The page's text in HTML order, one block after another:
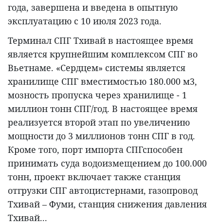
года, завершена и введена в опытную
эксплуатацию с 10 июля 2023 года.
Терминал СПГ Тхивай в настоящее время
является крупнейшим комплексом СПГ во
Вьетнаме. «Сердцем» системы является
хранилище СПГ вместимостью 180.000 м3,
мозность пропуска через хранилище - 1
миллион тонн СПГ/год. В настоящее время
реализуется второй этап по увеличению
мощности до 3 миллионов тонн СПГ в год.
Кроме того, порт импорта СПГспособен
принимать суда водоизмещением до 100.000
тонн, проект включает также станция
отгрузки СПГ автоцистернами, газопровод
Тхивай – Фуми, станция снижения давления
Тхивай...